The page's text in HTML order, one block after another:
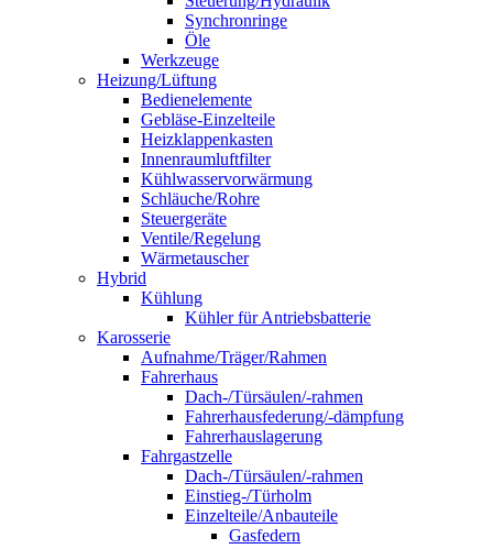
Synchronringe
Öle
Werkzeuge
Heizung/Lüftung
Bedienelemente
Gebläse-Einzelteile
Heizklappenkasten
Innenraumluftfilter
Kühlwasservorwärmung
Schläuche/Rohre
Steuergeräte
Ventile/Regelung
Wärmetauscher
Hybrid
Kühlung
Kühler für Antriebsbatterie
Karosserie
Aufnahme/Träger/Rahmen
Fahrerhaus
Dach-/Türsäulen/-rahmen
Fahrerhausfederung/-dämpfung
Fahrerhauslagerung
Fahrgastzelle
Dach-/Türsäulen/-rahmen
Einstieg-/Türholm
Einzelteile/Anbauteile
Gasfedern